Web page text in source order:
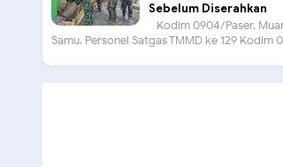
Sebelum Diserahkan
Kodim 0904/Paser,
Samu. Personel Satgas TMMD ke 129 Kodim